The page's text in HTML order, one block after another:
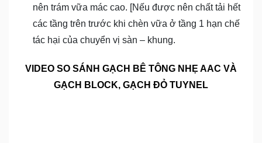
nên trám vữa mác cao. [Nếu được nên chất tải hết
các tầng trên trước khi chèn vữa ở tầng 1 hạn chế
tác hại của chuyển vị sàn – khung.
VIDEO SO SÁNH GẠCH BÊ TÔNG NHẸ AAC VÀ
GẠCH BLOCK, GẠCH ĐỎ TUYNEL